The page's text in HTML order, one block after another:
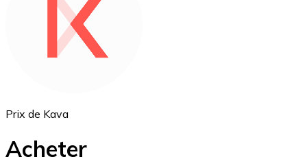
Ethereum
Prix de Kava
Acheter